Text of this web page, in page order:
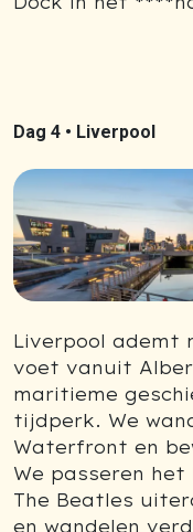
Dag 4 • Liverpool
Liverpool ademt
voet vanuit
maritieme
tijdperk. We
Waterfront en
We passeren
The Beatles
en wandelen